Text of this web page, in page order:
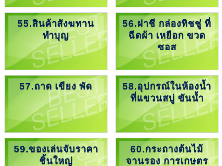
55.สินค้าสังฆทาน
ทำบุญ
56.ฝาชี กล่องทิชชู่ ที่
ฉีดผ้า เหยือก ขวด
ซอส
57.ถาด เขียง พัด
58.อุปกรณ์ในห้องน้ำ
ที่แขวนสบู่ ขันน้ำ
59.ของเล่นจับราคา
ชิ้นใหญ่
60.กระถางต้นไม้
จานรอง การเกษตร